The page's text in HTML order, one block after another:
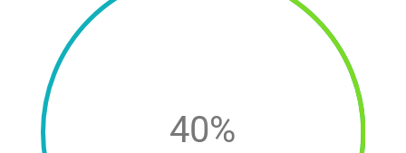
40%